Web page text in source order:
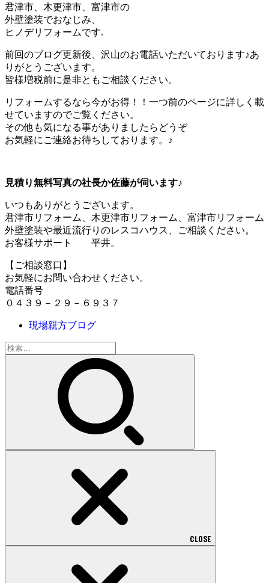
君津市、木更津市、富津市の
外壁塗装でおなじみ、
ヒノデリフォームです.
前回のブログ更新後、沢山のお電話いただいております♪あ
りがとうございます。
皆様増税前に是非ともご相談ください。
リフォームするなら今がお得！！一つ前のページに詳しく載
せていますのでご覧ください。
その他も気になる事がありましたらどうぞ
お気軽にご連絡お待ちしております。♪
見積り無料写真の社長か佐藤が伺います♪
いつもありがとうございます。
君津市リフォーム、木更津市リフォーム、富津市リフォーム
外壁塗装や最近流行りのレスコハウス、ご相談ください。
お客様サポート 平井。
【ご相談窓口】
お気軽にお問い合わせください。
電話番号
０４３９－２９－６９３７
現場親方ブログ
検
索:
CLOSE